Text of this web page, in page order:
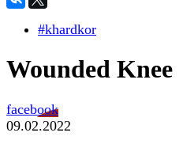
#khardkor
Wounded Knee
facebook
09.02.2022